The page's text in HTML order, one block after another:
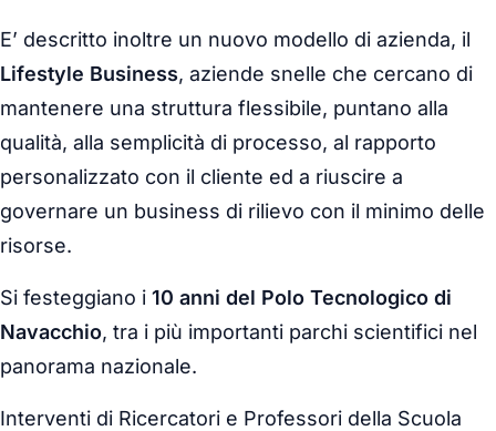
E’ descritto inoltre un nuovo modello di azienda, il
Lifestyle Business, aziende snelle che cercano di
mantenere una struttura flessibile, puntano alla
qualità, alla semplicità di processo, al rapporto
personalizzato con il cliente ed a riuscire a
governare un business di rilievo con il minimo delle
risorse.
Si festeggiano i 10 anni del Polo Tecnologico di
Navacchio, tra i più importanti parchi scientifici nel
panorama nazionale.
Interventi di Ricercatori e Professori della Scuola